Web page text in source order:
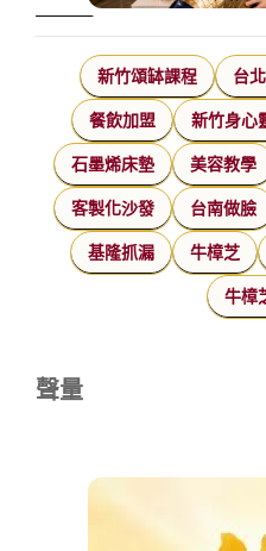
新竹頌缽課程 台
餐飲加盟 新竹身心
石墨烯床墊 美容教學
客製化沙發 台南做臉
基隆抓漏 牛樟芝
牛樟
聲量